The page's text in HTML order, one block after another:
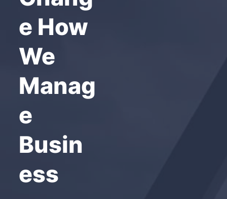
e How
We
Manag
e
Busin
ess